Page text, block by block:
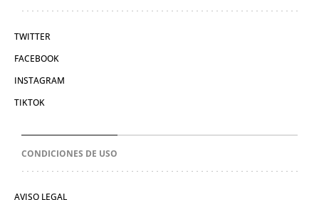
TWITTER
FACEBOOK
INSTAGRAM
TIKTOK
CONDICIONES DE USO
AVISO LEGAL